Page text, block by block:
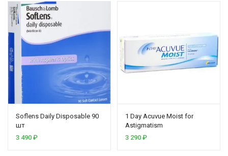
Soflens Daily Disposable 90
шт
3 490 ₽
1 Day Acuvue Moist for
Astigmatism
3 290 ₽